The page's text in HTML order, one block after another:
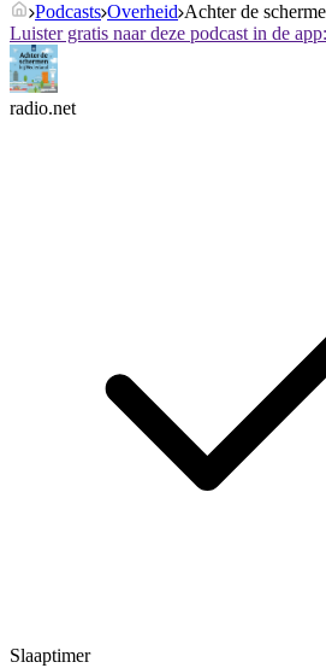
Podcasts Overheid Achter de
Luister gratis naar deze podcast in de app:
radio.net
Slaaptimer